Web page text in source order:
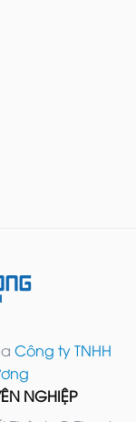
Công ty TNHH
NGHIỆP